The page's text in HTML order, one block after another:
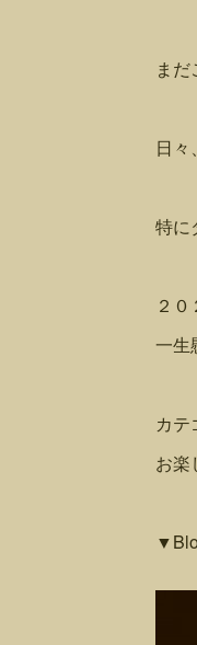
まだ
日々
特に
２０
一生
カテ
お楽